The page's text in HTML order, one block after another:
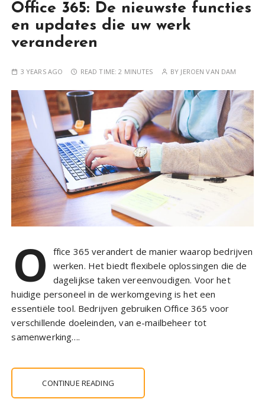
Office 365: De nieuwste functies
en updates die uw werk
veranderen
3 YEARS AGO READ TIME:2 MINUTES BY JEROEN VAN DAM
O
ffice 365 verandert de manier waarop bedrijven
werken. Het biedt flexibele oplossingen die de
dagelijkse taken vereenvoudigen. Voor het
huidige personeel in de werkomgeving is het een
essentiële tool. Bedrijven gebruiken Office 365 voor
verschillende doeleinden, van e-mailbeheer tot
samenwerking….
CONTINUE READING